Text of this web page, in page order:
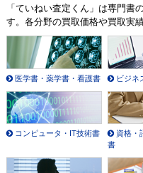
「ていねい査定くん」は専門書
す。各分野の買取価格や買取実
医学書・薬学書・看護書 ビジネ
コンピュータ・IT技術書
資格・
書